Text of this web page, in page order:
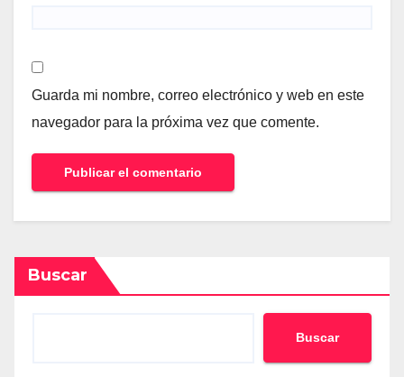
Guarda mi nombre, correo electrónico y web en este
navegador para la próxima vez que comente.
Buscar
Buscar